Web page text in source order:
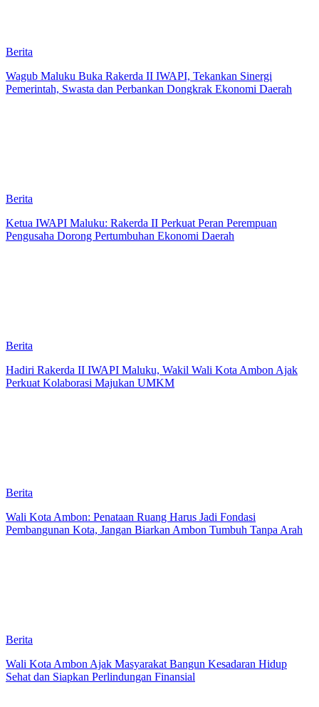
Berita
Wagub Maluku Buka Rakerda II IWAPI, Tekankan Sinergi
Pemerintah, Swasta dan Perbankan Dongkrak Ekonomi Daerah
Berita
Ketua IWAPI Maluku: Rakerda II Perkuat Peran Perempuan
Pengusaha Dorong Pertumbuhan Ekonomi Daerah
Berita
Hadiri Rakerda II IWAPI Maluku, Wakil Wali Kota Ambon Ajak
Perkuat Kolaborasi Majukan UMKM
Berita
Wali Kota Ambon: Penataan Ruang Harus Jadi Fondasi
Pembangunan Kota, Jangan Biarkan Ambon Tumbuh Tanpa Arah
Berita
Wali Kota Ambon Ajak Masyarakat Bangun Kesadaran Hidup
Sehat dan Siapkan Perlindungan Finansial